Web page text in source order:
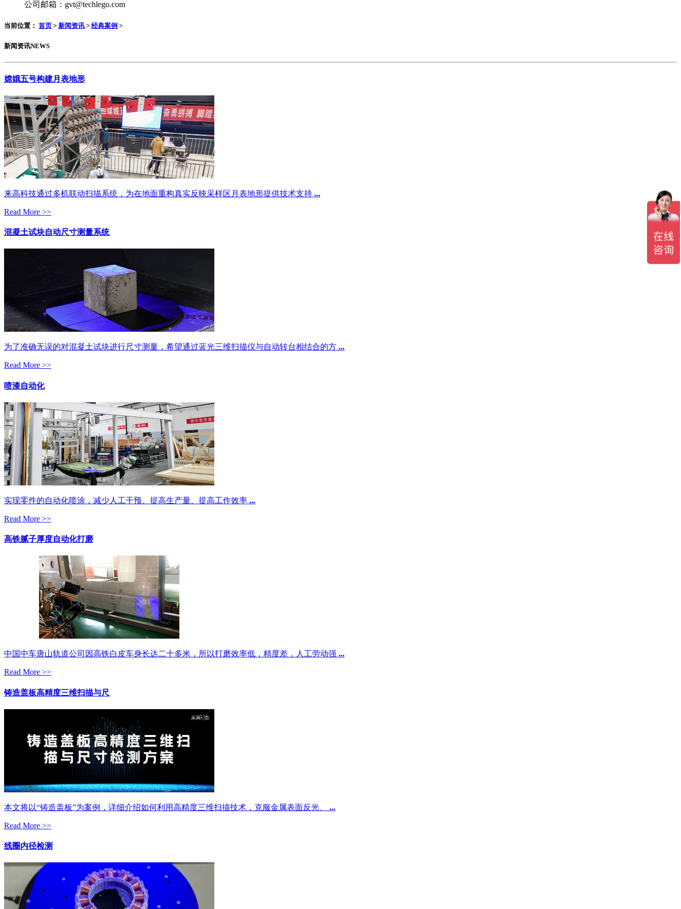
公司邮箱：gvt@techlego.com
当前位置： 首页 > 新闻资讯 > 经典案例 >
新闻资讯NEWS
嫦娥五号构建月表地形
来高科技通过多机联动扫描系统，为在地面重构真实反映采样区月表地形提供技术支持 ...
Read More >>
混凝土试块自动尺寸测量系统
为了准确无误的对混凝土试块进行尺寸测量，希望通过蓝光三维扫描仪与自动转台相结合的方 ...
Read More >>
喷漆自动化
实现零件的自动化喷涂，减少人工干预、提高生产量、提高工作效率 ...
Read More >>
高铁腻子厚度自动化打磨
中国中车唐山轨道公司因高铁白皮车身长达二十多米，所以打磨效率低，精度差，人工劳动强 ...
Read More >>
铸造盖板高精度三维扫描与尺
本文将以“铸造盖板”为案例，详细介绍如何利用高精度三维扫描技术，克服金属表面反光、 ...
Read More >>
线圈内径检测